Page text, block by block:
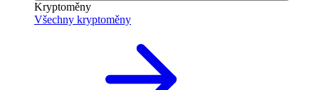
Kryptoměny
Všechny kryptoměny